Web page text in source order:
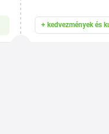
+ kedvezmények és